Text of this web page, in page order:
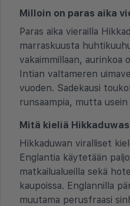
Milloin on paras aika
Paras aika vierailla
marraskuusta
vakaimmillaan, aurinkoa
Intian valtameren
vuoden. Sadekausi
runsaampia, mutta
Mitä kieliä
Hikkaduwan viralliset
Englantia käytetään
matkailualueilla sekä
kaupoissa. Englannilla
muutama perusfraasi